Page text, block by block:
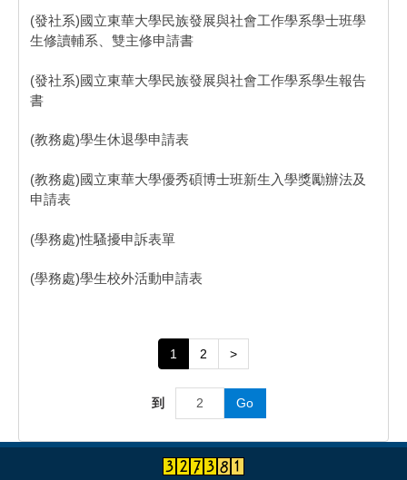
(發社系)國立東華大學民族發展與社會工作學系學士班學
生修讀輔系、雙主修申請書
(發社系)國立東華大學民族發展與社會工作學系學生報告
書
(教務處)學生休退學申請表
(教務處)國立東華大學優秀碩博士班新生入學獎勵辦法及
申請表
(學務處)性騷擾申訴表單
(學務處)學生校外活動申請表
1 2 >
到 Go